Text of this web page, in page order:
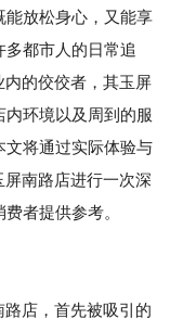
放松身心，又能享
都市人的日常追
的佼佼者，其玉屏
环境以及周到的服
文将通过实际体验与
南路店进行一次深
者提供参考。
店，首先被吸引的